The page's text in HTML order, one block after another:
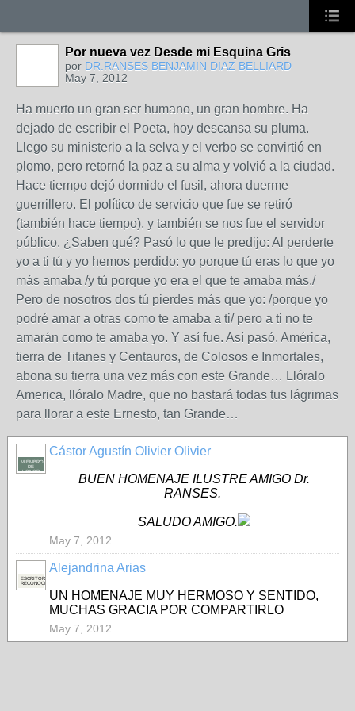
Por nueva vez Desde mi Esquina Gris
por DR.RANSES BENJAMIN DIAZ BELLIARD
May 7, 2012
Ha muerto un gran ser humano, un gran hombre. Ha
dejado de escribir el Poeta, hoy descansa su pluma.
Llego su ministerio a la selva y el verbo se convirtió en
plomo, pero retornó la paz a su alma y volvió a la ciudad.
Hace tiempo dejó dormido el fusil, ahora duerme
guerrillero. El político de servicio que fue se retiró
(también hace tiempo), y también se nos fue el servidor
público. ¿Saben qué? Pasó lo que le predijo: Al perderte
yo a ti tú y yo hemos perdido: yo porque tú eras lo que yo
más amaba /y tú porque yo era el que te amaba más./
Pero de nosotros dos tú pierdes más que yo: /porque yo
podré amar a otras como te amaba a ti/ pero a ti no te
amarán como te amaba yo. Y así fue. Así pasó. América,
tierra de Titanes y Centauros, de Colosos e Inmortales,
abona su tierra una vez más con este Grande… Llóralo
America, llóralo Madre, que no bastará todas tus lágrimas
para llorar a este Ernesto, tan Grande…
MIEMBRO
DE
HONOR
Cástor Agustín Olivier Olivier
BUEN HOMENAJE ILUSTRE AMIGO Dr.
RANSES.
SALUDO AMIGO.
May 7, 2012
ESCRITORA
RECONOCIDA
Alejandrina Arias
UN HOMENAJE MUY HERMOSO Y SENTIDO,
MUCHAS GRACIA POR COMPARTIRLO
May 7, 2012